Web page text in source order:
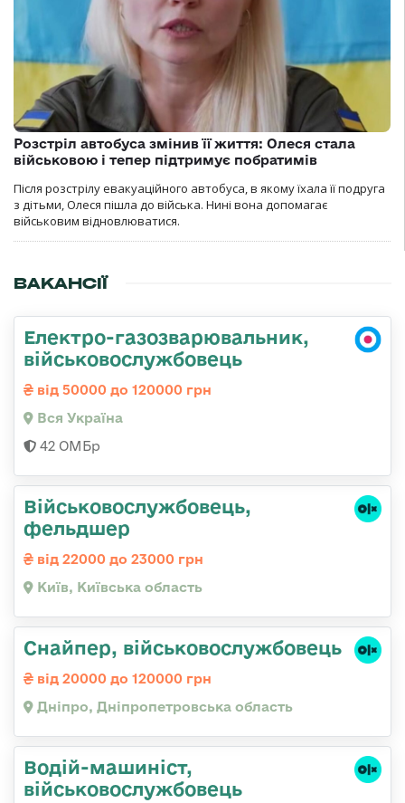
Розстріл автобуса змінив її життя: Олеся стала
військовою і тепер підтримує побратимів
Після розстрілу евакуаційного автобуса, в якому їхала її подруга
з дітьми, Олеся пішла до війська. Нині вона допомагає
військовим відновлюватися.
ВАКАНСІЇ
Електро-газозварювальник,
військовослужбовець
від 50000 до 120000 грн
Вся Україна
42 ОМБр
Військовослужбовець,
фельдшер
від 22000 до 23000 грн
Київ, Київська область
Снайпер, військовослужбовець
від 20000 до 120000 грн
Дніпро, Дніпропетровська область
Водій-машиніст,
військовослужбовець